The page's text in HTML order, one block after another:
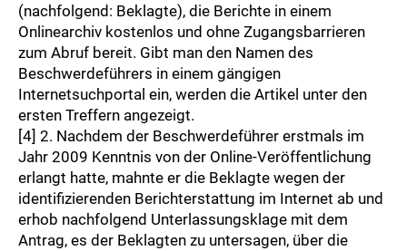
(nachfolgend: Beklagte), die Berichte in einem
Onlinearchiv kostenlos und ohne Zugangsbarrieren
zum Abruf bereit. Gibt man den Namen des
Beschwerdeführers in einem gängigen
Internetsuchportal ein, werden die Artikel unter den
ersten Treffern angezeigt.
[4] 2. Nachdem der Beschwerdeführer erstmals im
Jahr 2009 Kenntnis von der Online-Veröffentlichung
erlangt hatte, mahnte er die Beklagte wegen der
identifizierenden Berichterstattung im Internet ab und
erhob nachfolgend Unterlassungsklage mit dem
Antrag, es der Beklagten zu untersagen, über die